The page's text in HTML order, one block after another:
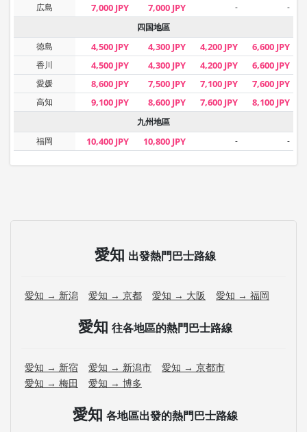
広島
7,000 JPY 7,000 JPY -
-
四国地區
徳島
4,500 JPY 4,300 JPY 4,200 JPY 6,600 JPY
香川 4,500 JPY 4,300 JPY 4,200 JPY 6,600 JPY
愛媛 8,600 JPY 7,500 JPY 7,100 JPY 7,600 JPY
高知 9,100 JPY 8,600 JPY 7,600 JPY 8,100 JPY
九州地區
福岡
10,400 JPY 10,800 JPY - -
愛知 出發熱門巴士路線
愛知 → 新潟 愛知 → 京都 愛知 → 大阪 愛知 → 福岡
愛知 往各地區的熱門巴士路線
愛知 → 新宿 愛知 → 新潟市
愛知 → 京都市
愛知 → 梅田
愛知 → 博多
愛知 各地區出發的熱門巴士路線